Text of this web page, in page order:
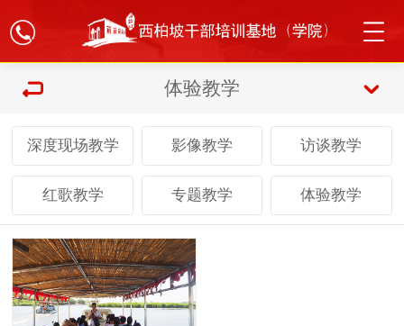
体验教学
深度现场教学 影像教学 访谈教学
红歌教学 专题教学 体验教学